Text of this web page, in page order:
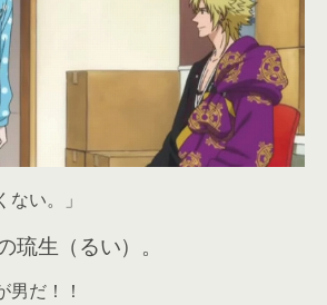
ない。」
琉生（るい）。
男だ！！